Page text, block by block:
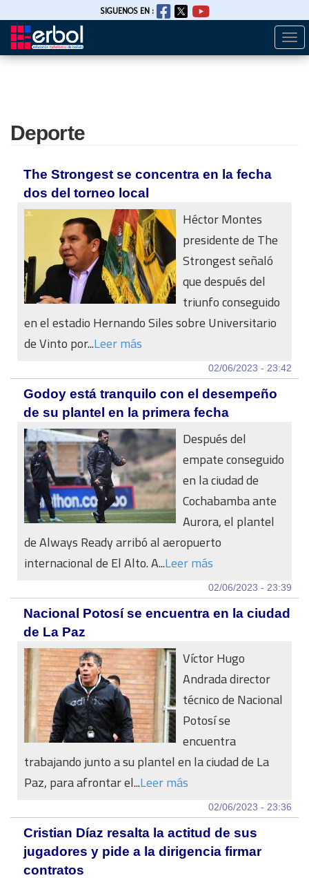
Pasar
SIGUENOS EN :
Deporte
The Strongest se concentra en la fecha
dos del torneo local
Héctor Montes
presidente de The
Strongest señaló
que después del
triunfo conseguido
en el estadio Hernando Siles sobre Universitario
de Vinto por...Leer más
02/06/2023 - 23:42
Godoy está tranquilo con el desempeño
de su plantel en la primera fecha
Después del
empate conseguido
en la ciudad de
Cochabamba ante
Aurora, el plantel
de Always Ready arribó al aeropuerto
internacional de El Alto. A...Leer más
02/06/2023 - 23:39
Nacional Potosí se encuentra en la ciudad
de La Paz
Víctor Hugo
Andrada director
técnico de Nacional
Potosí se
encuentra
trabajando junto a su plantel en la ciudad de La
Paz, para afrontar el...Leer más
02/06/2023 - 23:36
Cristian Díaz resalta la actitud de sus
jugadores y pide a la dirigencia firmar
contratos